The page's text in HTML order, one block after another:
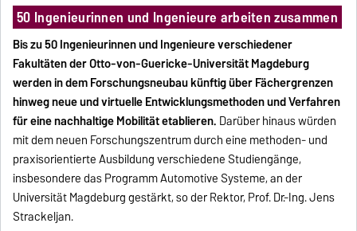
50 Ingenieurinnen und Ingenieure arbeiten zusammen
Bis zu 50 Ingenieurinnen und Ingenieure verschiedener
Fakultäten der Otto-von-Guericke-Universität Magdeburg
werden in dem Forschungsneubau künftig über Fächergrenzen
hinweg neue und virtuelle Entwicklungsmethoden und Verfahren
für eine nachhaltige Mobilität etablieren. Darüber hinaus würden
mit dem neuen Forschungszentrum durch eine methoden- und
praxisorientierte Ausbildung verschiedene Studiengänge,
insbesondere das Programm Automotive Systeme, an der
Universität Magdeburg gestärkt, so der Rektor, Prof. Dr.-Ing. Jens
Strackeljan.